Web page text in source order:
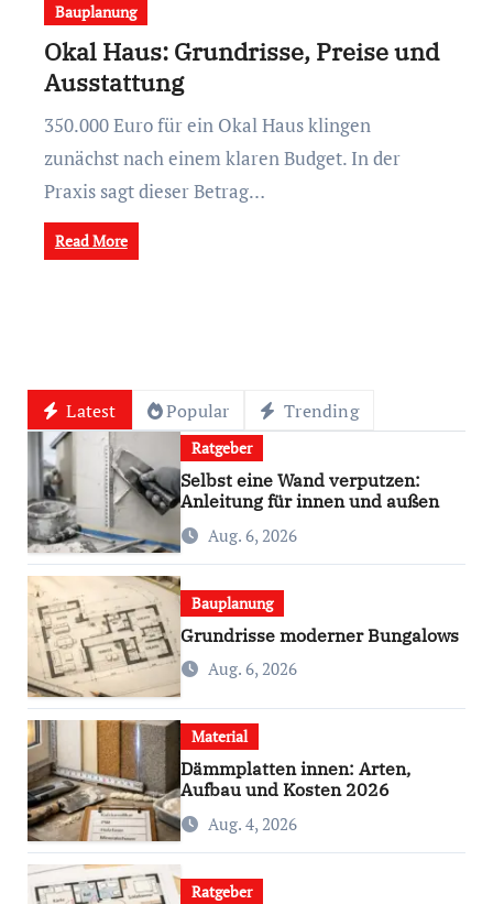
Bauplanung
Okal Haus: Grundrisse, Preise und
Ausstattung
350.000 Euro für ein Okal Haus klingen
zunächst nach einem klaren Budget. In der
Praxis sagt dieser Betrag…
Read More
Latest Popular Trending
Ratgeber
Selbst eine Wand verputzen:
Anleitung für innen und außen
Aug. 6, 2026
Bauplanung
Grundrisse moderner Bungalows
Aug. 6, 2026
Material
Dämmplatten innen: Arten,
Aufbau und Kosten 2026
Aug. 4, 2026
Ratgeber